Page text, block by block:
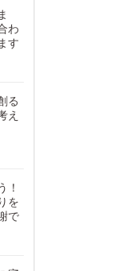
わ
す
る
え
！
を
で